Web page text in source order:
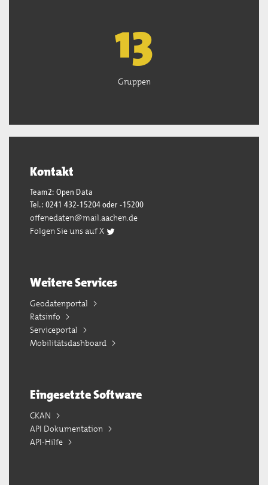
13
Gruppen
Kontakt
Team2: Open Data
Tel.: 0241 432-15204 oder -15200
offenedaten@mail.aachen.de
Folgen Sie uns auf X
Weitere Services
Geodatenportal
Ratsinfo
Serviceportal
Mobilitätsdashboard
Eingesetzte Software
CKAN
API Dokumentation
API-Hilfe